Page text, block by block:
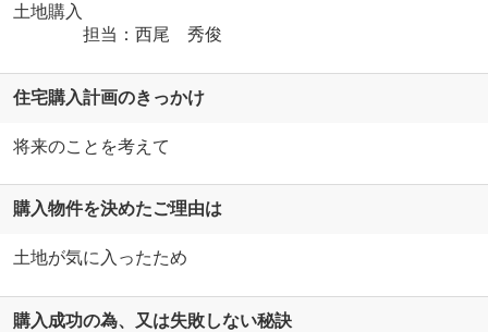
土地購入
担当：西尾 秀俊
住宅購入計画のきっかけ
将来のことを考えて
購入物件を決めたご理由は
土地が気に入ったため
購入成功の為、又は失敗しない秘訣